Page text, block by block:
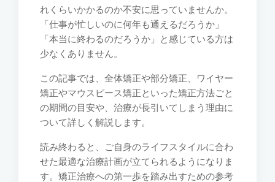
れくらいかかるのか不安に思っていませんか。
「仕事が忙しいのに何年も通えるだろうか」
「本当に終わるのだろうか」と感じている方は
少なくありません。
この記事では、全体矯正や部分矯正、ワイヤー
矯正やマウスピース矯正といった矯正方法ごと
の期間の目安や、治療が長引いてしまう理由に
ついて詳しく解説します。
読み終わると、ご自身のライフスタイルに合わ
せた最適な治療計画が立てられるようになりま
す。矯正治療への第一歩を踏み出すための参考